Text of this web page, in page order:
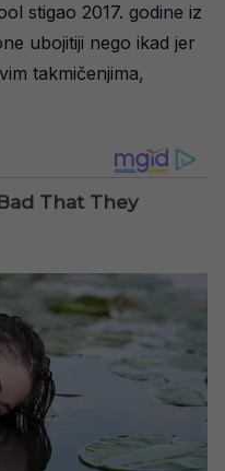
stigao 2017. godine iz
ubojitiji nego ikad jer
takmičenjima,